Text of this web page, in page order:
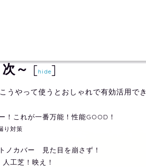
～ [hide]
うやって使うとおしゃれで有効活用でき
！これが一番万能！性能GOOD！
り対策
ノカバー 見た目を崩さず！
工芝！映え！